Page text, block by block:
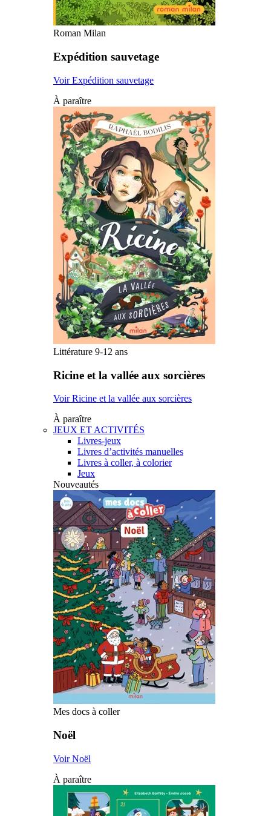
Roman Milan
Expédition sauvetage
Voir Expédition sauvetage
À paraître
Littérature 9-12 ans
Ricine et la vallée aux sorcières
Voir Ricine et la vallée aux sorcières
À paraître
JEUX ET ACTIVITÉS
Livres-jeux
Livres d’activités manuelles
Livres à coller, à colorier
Jeux
Nouveautés
Mes docs à coller
Noël
Voir Noël
À paraître